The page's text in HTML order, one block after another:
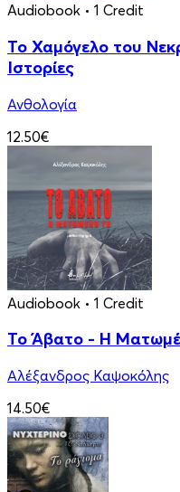
Audiobook • 1 Credit
Το Χαμόγελο του
Ιστορίες
Ανθολογία
12.50€
Audiobook • 1 Credit
Το Άβατο - Η
Αλέξανδρος Καψοκόλης
14.50€